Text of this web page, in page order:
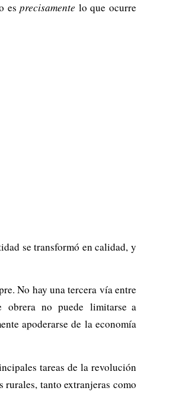
esprecisamente lo que ocurre
se transformó en calidad, y
No hay una tercera vía entre
obrera no puede limitarse a
apoderarse de la economía
tareas de la revolución
tanto extranjeras como